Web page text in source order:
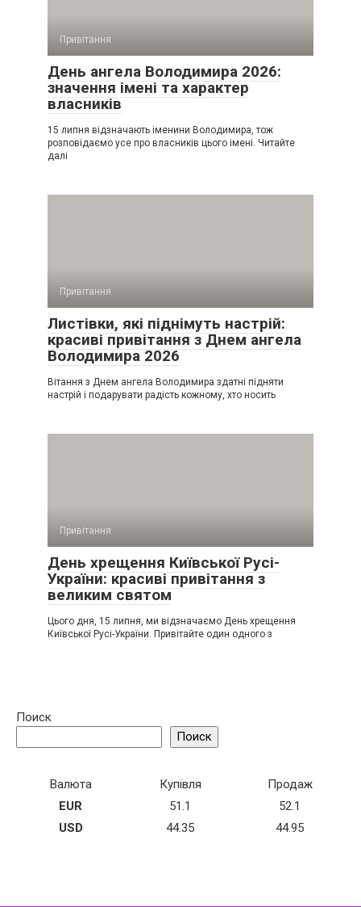
Привітання
День ангела Володимира 2026:
значення імені та характер
власників
15 липня відзначають іменини Володимира, тож
розповідаємо усе про власників цього імені. Читайте
далі
Привітання
Листівки, які піднімуть настрій:
красиві привітання з Днем ангела
Володимира 2026
Вітання з Днем ангела Володимира здатні підняти
настрій і подарувати радість кожному, хто носить
Привітання
День хрещення Київської Русі-
України: красиві привітання з
великим святом
Цього дня, 15 липня, ми відзначаємо День хрещення
Київської Русі-України. Привітайте один одного з
Поиск
Поиск
Валюта Купівля
Продаж
EUR
51.1
52.1
USD
44.35 44.95